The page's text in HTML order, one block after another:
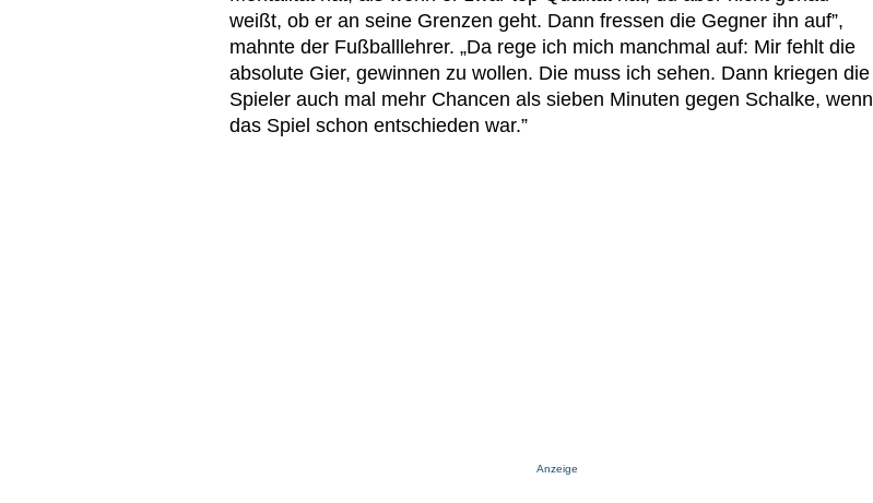
weißt, ob er an seine Grenzen geht. Dann fressen die Gegner ihn auf”,
mahnte der Fußballlehrer. „Da rege ich mich manchmal auf: Mir fehlt die
absolute Gier, gewinnen zu wollen. Die muss ich sehen. Dann kriegen die
Spieler auch mal mehr Chancen als sieben Minuten gegen Schalke, wenn
das Spiel schon entschieden war.”
Anzeige